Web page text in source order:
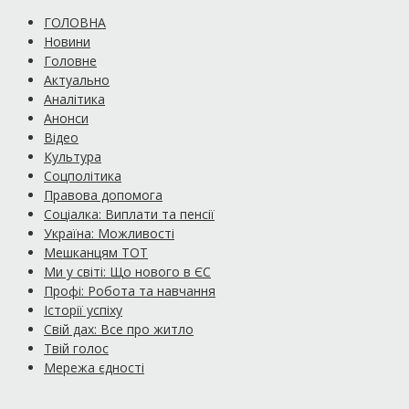
ГОЛОВНА
Новини
Головне
Актуально
Аналітика
Анонси
Відео
Культура
Соцполітика
Правова допомога
Соціалка: Виплати та пенсії
Україна: Можливості
Мешканцям ТОТ
Ми у світі: Що нового в ЄС
Профі: Робота та навчання
Історії успіху
Свій дах: Все про житло
Твій голос
Мережа єдності